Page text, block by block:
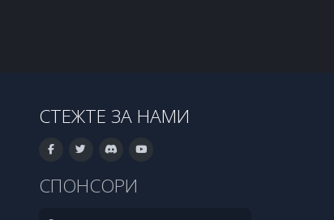
СТЕЖТЕ ЗА НАМИ
СПОНСОРИ